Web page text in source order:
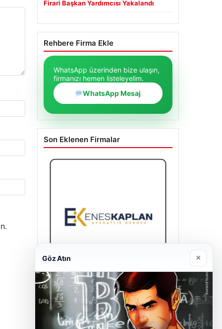
Rehbere Firma Ekle
firmanızı hemen listeleyelim.
WhatsApp Mesaj
Son Eklenen Firmalar
Enes Kaplan Avukatlık Bürosu
28/04/2026
Göz Atın ×